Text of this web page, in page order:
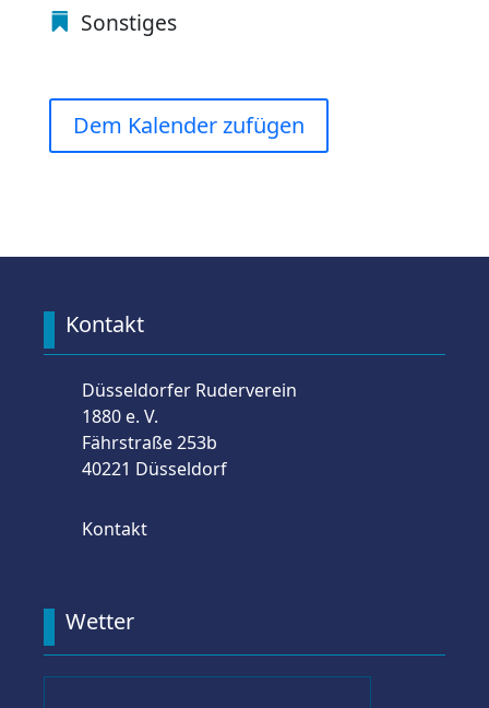
Sonstiges
Dem Kalender zufügen
Kontakt
Düsseldorfer Ruderverein
1880 e. V.
Fährstraße 253b
40221 Düsseldorf
Kontakt
Wetter